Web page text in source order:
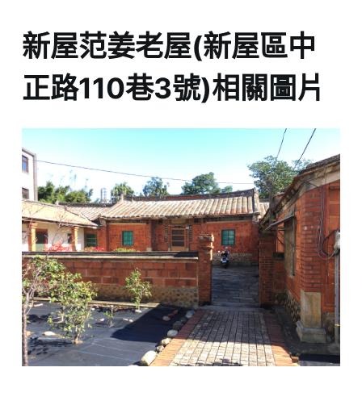
新屋范姜老屋(新屋區中
正路110巷3號)相關圖片